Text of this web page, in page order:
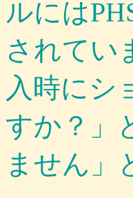
ルには
されてい
入時にシ
すか？」
ません」